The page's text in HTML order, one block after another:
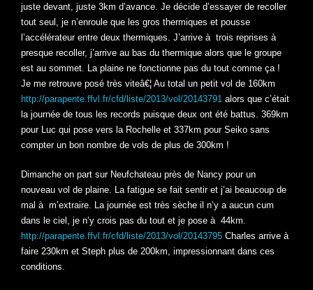
juste devant, juste 3km d’avance. Je décide d’essayer de recoller
tout seul, je n’enroule que les gros thermiques et pousse
l’accélérateur entre deux thermiques. J’arrive à trois reprises à
presque recoller, j’arrive au bas du thermique alors que le groupe
est au sommet. La plaine ne fonctionne pas du tout comme ça !
Je me retrouve posé très viteâ€¦ Au total un petit vol de 160km
http://parapente.ffvl.fr/cfd/liste/2013/vol/20143791 alors que c’était
la journée de tous les records puisque deux ont été battus. 369km
pour Luc qui pose vers la Rochelle et 337km pour Seiko sans
compter un bon nombre de vols de plus de 300km !
Dimanche on part sur Neufchateau près de Nancy pour un
nouveau vol de plaine. La fatigue se fait sentir et j’ai beaucoup de
mal à m’extraire. La journée est très sèche il n’y a aucun cum
dans le ciel, je n’y crois pas du tout et je pose à 44km.
http://parapente.ffvl.fr/cfd/liste/2013/vol/20143795 Charles arrive à
faire 230km et Steph plus de 200km, impressionnant dans ces
conditions.